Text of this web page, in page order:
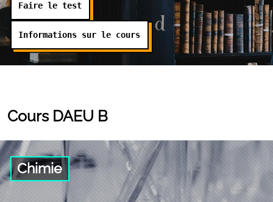
Faire le test
Informations sur le cours
Cours DAEU B
Chimie